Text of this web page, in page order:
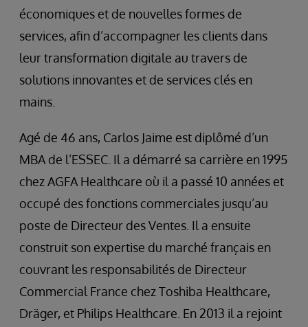
économiques et de nouvelles formes de
services, afin d’accompagner les clients dans
leur transformation digitale au travers de
solutions innovantes et de services clés en
mains.
Agé de 46 ans, Carlos Jaime est diplômé d’un
MBA de l’ESSEC. Il a démarré sa carrière en 1995
chez AGFA Healthcare où il a passé 10 années et
occupé des fonctions commerciales jusqu’au
poste de Directeur des Ventes. Il a ensuite
construit son expertise du marché français en
couvrant les responsabilités de Directeur
Commercial France chez Toshiba Healthcare,
Dräger, et Philips Healthcare. En 2013 il a rejoint